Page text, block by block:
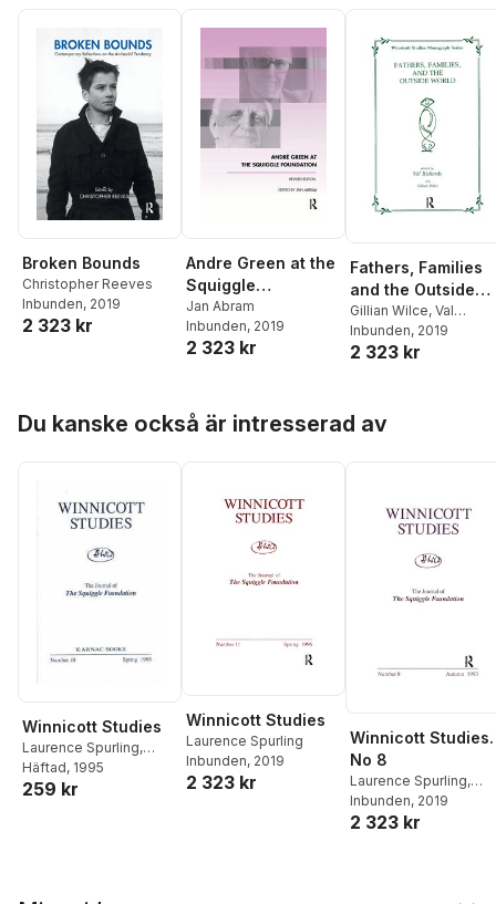
Broken Bounds
Christopher Reeves
Inbunden, 2019
2 323 kr
Andre Green at the
Squiggle
Foundation
Jan Abram
Inbunden, 2019
2 323 kr
Fathers, Families
and the Outside
World
Gillian Wilce, Val
Richards
Inbunden, 2019
2 323 kr
Du kanske också är intresserad av
Winnicott Studies
Laurence Spurling,
Squiggle Foundation
Häftad, 1995
259 kr
Winnicott Studies
Laurence Spurling
Inbunden, 2019
2 323 kr
Winnicott Studies.
No 8
Laurence Spurling,
Squiggle Foundation
Inbunden, 2019
2 323 kr